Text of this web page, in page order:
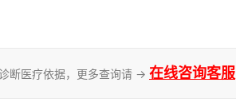
断医疗依据，更多查询请 → 在线咨询客服